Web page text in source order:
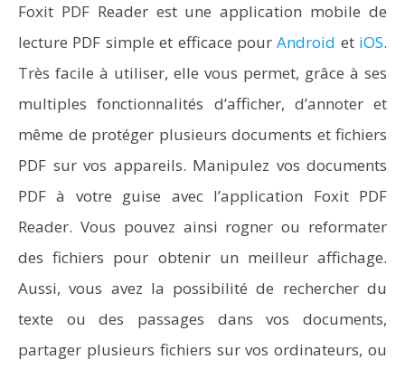
Foxit PDF Reader est une application mobile de
lecture PDF simple et efficace pourAndroid et iOS.
Très facile à utiliser, elle vous permet, grâce à ses
multiples fonctionnalités d’afficher, d’annoter et
même de protéger plusieurs documents et fichiers
PDF sur vos appareils. Manipulez vos documents
PDF à votre guise avec l’application Foxit PDF
Reader. Vous pouvez ainsi rogner ou reformater
des fichiers pour obtenir un meilleur affichage.
Aussi, vous avez la possibilité de rechercher du
texte ou des passages dans vos documents,
partager plusieurs fichiers sur vos ordinateurs, ou